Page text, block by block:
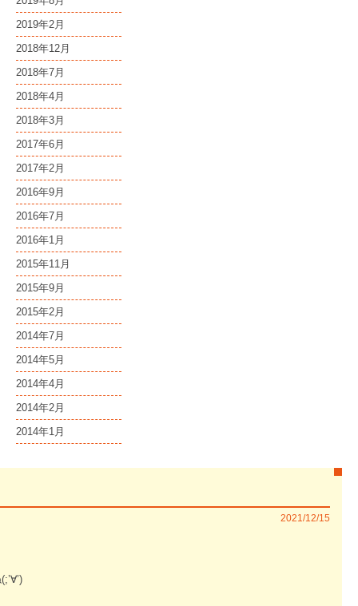
2019年2月
2018年12月
2018年7月
2018年4月
2018年3月
2017年6月
2017年2月
2016年9月
2016年7月
2016年1月
2015年11月
2015年9月
2015年2月
2014年7月
2014年5月
2014年4月
2014年2月
2014年1月
2021/12/15